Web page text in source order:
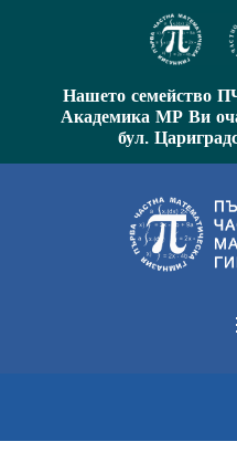
Нашето семейство
Академика МР Ви
бул.